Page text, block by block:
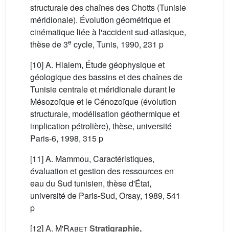
structurale des chaînes des Chotts (Tunisie
méridionale). Évolution géométrique et
cinématique liée à l'accident sud-atlasique,
thèse de 3e cycle, Tunis, 1990, 231 p
[10] A. Hlaiem, Étude géophysique et
géologique des bassins et des chaînes de
Tunisie centrale et méridionale durant le
Mésozoïque et le Cénozoïque (évolution
structurale, modélisation géothermique et
implication pétrolière), thèse, université
Paris-6, 1998, 315 p
[11] A. Mammou, Caractéristiques,
évaluation et gestion des ressources en
eau du Sud tunisien, thèse d'État,
université de Paris-Sud, Orsay, 1989, 541
p
[12]A. M'RabetStratigraphie,